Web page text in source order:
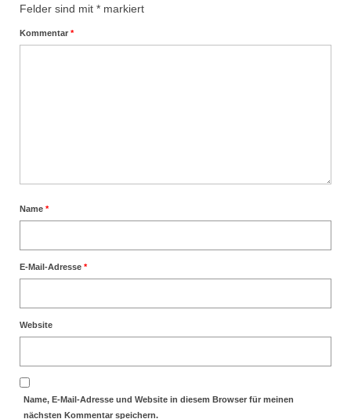
Felder sind mit * markiert
Kommentar *
Name *
E-Mail-Adresse *
Website
Name, E-Mail-Adresse und Website in diesem Browser für meinen
nächsten Kommentar speichern.